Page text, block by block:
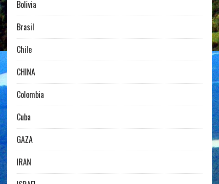
Bolivia
Brasil
Chile
CHINA
Colombia
Cuba
GAZA
IRAN